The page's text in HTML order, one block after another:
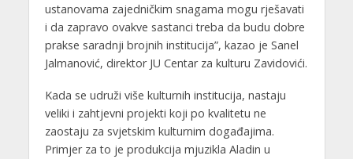
ustanovama zajedničkim snagama mogu rješavati
i da zapravo ovakve sastanci treba da budu dobre
prakse saradnji brojnih institucija”, kazao je Sanel
Jalmanović, direktor JU Centar za kulturu Zavidovići.
Kada se udruži više kulturnih institucija, nastaju
veliki i zahtjevni projekti koji po kvalitetu ne
zaostaju za svjetskim kulturnim događajima.
Primjer za to je produkcija mjuzikla Aladin u